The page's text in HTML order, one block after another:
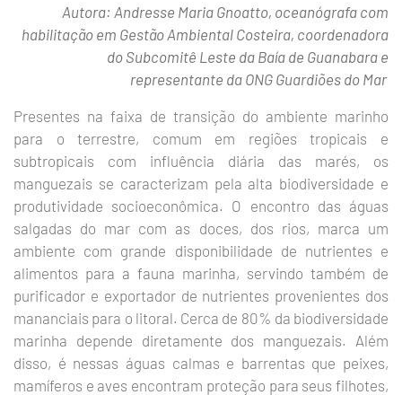
Autora: Andresse Maria Gnoatto, oceanógrafa com
habilitação em Gestão Ambiental Costeira, coordenadora
do Subcomitê Leste da Baía de Guanabara e
representante da ONG Guardiões do Mar
Presentes na faixa de transição do ambiente marinho
para o terrestre, comum em regiões tropicais e
subtropicais com influência diária das marés, os
manguezais se caracterizam pela alta biodiversidade e
produtividade socioeconômica. O encontro das águas
salgadas do mar com as doces, dos rios, marca um
ambiente com grande disponibilidade de nutrientes e
alimentos para a fauna marinha, servindo também de
purificador e exportador de nutrientes provenientes dos
mananciais para o litoral. Cerca de 80% da biodiversidade
marinha depende diretamente dos manguezais. Além
disso, é nessas águas calmas e barrentas que peixes,
mamíferos e aves encontram proteção para seus filhotes,